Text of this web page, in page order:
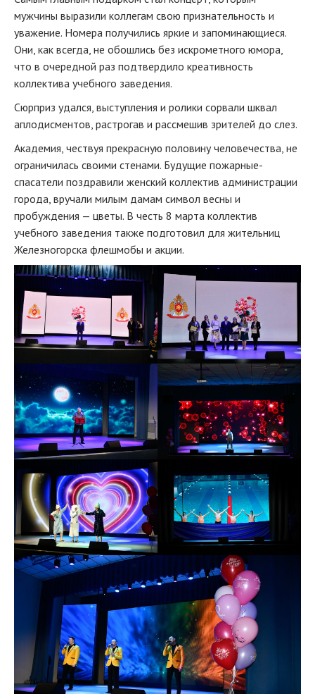
мужчины выразили коллегам свою признательность и
уважение. Номера получились яркие и запоминающиеся.
Они, как всегда, не обошлись без искрометного юмора,
что в очередной раз подтвердило креативность
коллектива учебного заведения.
Сюрприз удался, выступления и ролики сорвали шквал
аплодисментов, растрогав и рассмешив зрителей до слез.
Академия, чествуя прекрасную половину человечества, не
ограничилась своими стенами. Будущие пожарные-
спасатели поздравили женский коллектив администрации
города, вручали милым дамам символ весны и
пробуждения — цветы. В честь 8 марта коллектив
учебного заведения также подготовил для жительниц
Железногорска флешмобы и акции.